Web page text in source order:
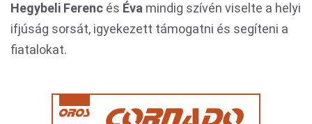
Hegybeli Ferenc és Éva mindig szívén viselte a helyi
ifjúság sorsát, igyekezett támogatni és segíteni a
fiatalokat.